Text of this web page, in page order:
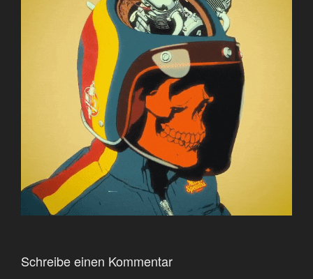
Schreibe einen Kommentar